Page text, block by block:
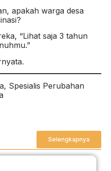
apakah warga desa
“Lihat saja 3 tahun
Spesialis Perubahan
Selengkapnya